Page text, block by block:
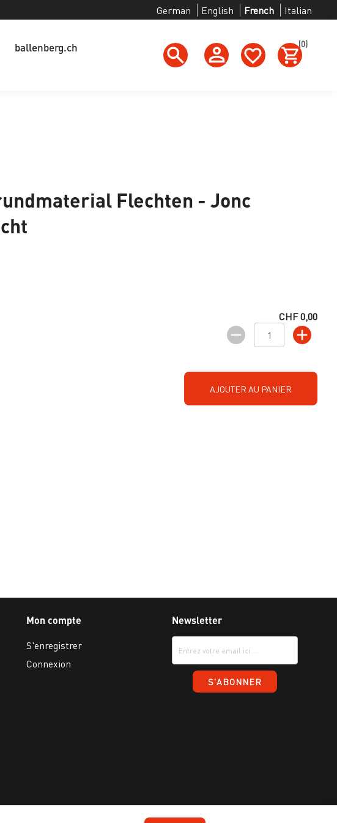
German English French Italian
ballenberg.ch
(0)
Flechten - Jonc
CHF 0,00
AJOUTER AU PANIER
Mon compte
S'enregistrer
Connexion
Newsletter